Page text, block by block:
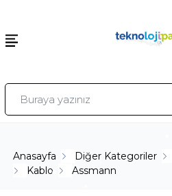
Anasayfa Diğer Kategoriler
Kablo
Assmann